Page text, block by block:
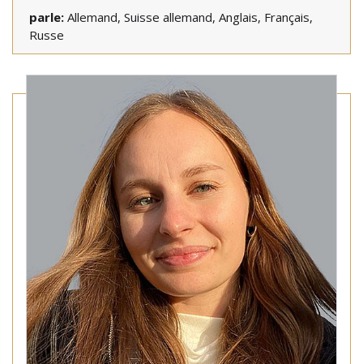
parle: Allemand, Suisse allemand, Anglais, Français,
Russe